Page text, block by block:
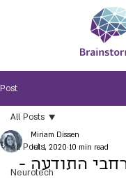
Post
All Posts
Neurotech
All Posts
התודעה -
Miriam Dissen
Jul 1, 2020 10 min read